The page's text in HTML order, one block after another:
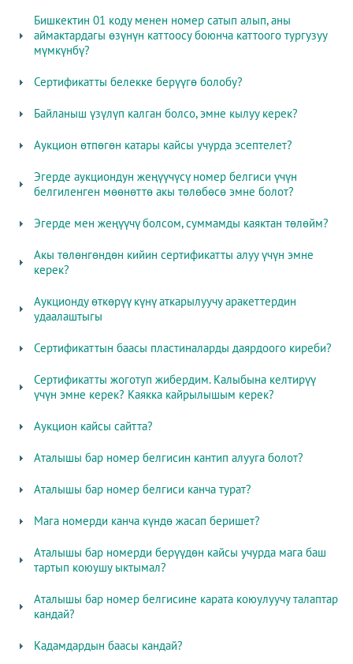
Бишкектин 01 коду менен номер сатып алып, аны
аймактардагы өзүнүн каттоосу боюнча каттоого тургузуу
мүмкүнбү?
Сертификатты белекке берүүгө болобу?
Байланыш үзүлүп калган болсо, эмне кылуу керек?
Аукцион өтпөгөн катары кайсы учурда эсептелет?
Эгерде аукциондун жеңүүчүсү номер белгиси үчүн
белгиленген мөөнөттө акы төлөбөсө эмне болот?
Эгерде мен жеңүүчү болсом, суммамды каяктан төлөйм?
Акы төлөнгөндөн кийин сертификатты алуу үчүн эмне
керек?
Аукционду өткөрүү күнү аткарылуучу аракеттердин
удаалаштыгы
Сертификаттын баасы пластиналарды даярдоого киреби?
Сертификатты жоготуп жибердим. Калыбына келтирүү
үчүн эмне керек? Каякка кайрылышым керек?
Аукцион кайсы сайтта?
Аталышы бар номер белгисин кантип алууга болот?
Аталышы бар номер белгиси канча турат?
Мага номерди канча күндө жасап беришет?
Аталышы бар номерди берүүдөн кайсы учурда мага баш
тартып коюушу ыктымал?
Аталышы бар номер белгисине карата коюулуучу талаптар
кандай?
Кадамдардын баасы кандай?